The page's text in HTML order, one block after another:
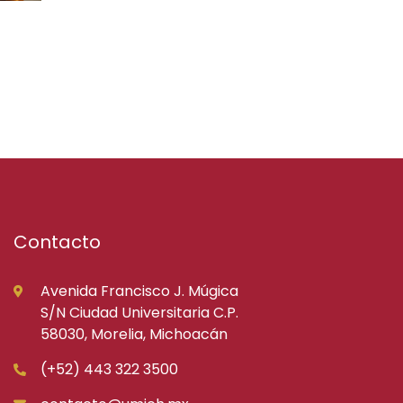
Contacto
Avenida Francisco J. Múgica
S/N Ciudad Universitaria C.P.
58030, Morelia, Michoacán
(+52) 443 322 3500